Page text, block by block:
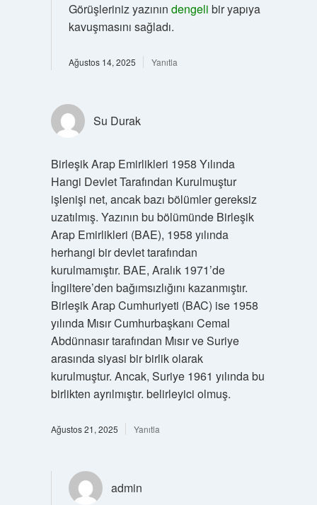
Görüşleriniz yazının dengeli bir yapıya
kavuşmasını sağladı.
Ağustos 14, 2025 Yanıtla
Su Durak
Birleşik Arap Emirlikleri 1958 Yılında
Hangi Devlet Tarafından Kurulmuştur
işlenişi net, ancak bazı bölümler gereksiz
uzatılmış. Yazının bu bölümünde Birleşik
Arap Emirlikleri (BAE), 1958 yılında
herhangi bir devlet tarafından
kurulmamıştır. BAE, Aralık 1971’de
İngiltere’den bağımsızlığını kazanmıştır.
Birleşik Arap Cumhuriyeti (BAC) ise 1958
yılında Mısır Cumhurbaşkanı Cemal
Abdünnasır tarafından Mısır ve Suriye
arasında siyasi bir birlik olarak
kurulmuştur. Ancak, Suriye 1961 yılında bu
birlikten ayrılmıştır. belirleyici olmuş.
Ağustos 21, 2025 Yanıtla
admin